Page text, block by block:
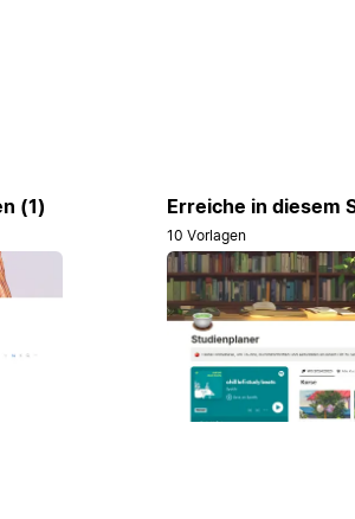
(1) Erreiche in diesem
10 Vorlagen